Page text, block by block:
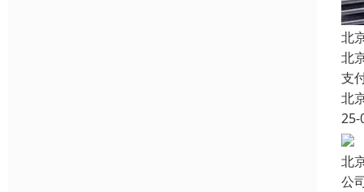
北
北
支
北
25-
北
公